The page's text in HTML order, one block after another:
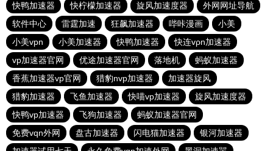
快鸭加速器
快柠檬加速器 旋风加速度器
外网网址导航
软件中心
雷霆加速 狂飙加速器 哔咔漫画
小美
小美vpn
小美加速器 快鸭加速器
快连vρn加速器
vp加速器官网
优途加速器官网 落地机
蚂蚁加速器
香蕉加速器vp官网
猎豹nvp加速器
加速器旋风
猎豹加速器
飞鱼加速器 快喵vp加速器
旋风加速度器
快鸭vp加速器
飞狗加速器
蚂蚁加速器官网
免费vqn外网
盘古加速器 闪电猫加速器
银河加速器